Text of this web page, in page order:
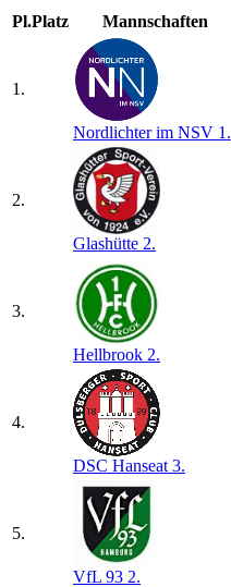
Pl.Platz Mannschaften
1.
Nordlichter im NSV 1.
2.
Glashütte 2.
3.
Hellbrook 2.
4.
DSC Hanseat 3.
5.
VfL 93 2.